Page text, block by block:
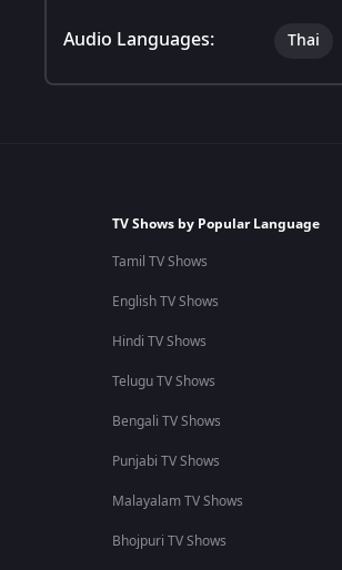
Audio Languages: Thai
TV Shows by Popular Language
Tamil TV Shows
English TV Shows
Hindi TV Shows
Telugu TV Shows
Bengali TV Shows
Punjabi TV Shows
Malayalam TV Shows
Bhojpuri TV Shows